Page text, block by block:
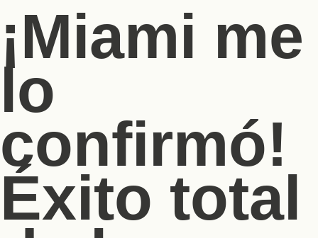
¡Miami me
lo
confirmó!
Éxito total